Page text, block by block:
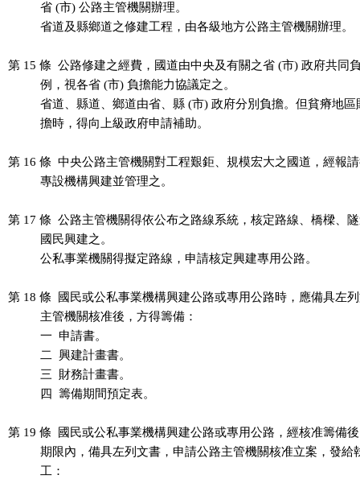
          省 (市) 公路主管機關辦理。
          省道及縣鄉道之修建工程，由各級地方公路主管機關辦理。
第 15 條  公路修建之經費，國道由中央及有關之省 (市) 政府共同
          例，視各省 (市) 負擔能力協議定之。
省道、縣道、鄉道由省、縣 (市) 政府分別負擔。但貧瘠地
          擔時，得向上級政府申請補助。
第 16 條  中央公路主管機關對工程艱鉅、規模宏大之國道，經報
          專設機構興建並管理之。
第 17 條  公路主管機關得依公布之路線系統，核定路線、橋樑、
          國民興建之。
          公私事業機關得擬定路線，申請核定興建專用公路。
第 18 條  國民或公私事業機構興建公路或專用公路時，應備具左
          主管機關核准後，方得籌備：
          一  申請書。
          二  興建計畫書。
          三  財務計畫書。
          四  籌備期間預定表。
第 19 條  國民或公私事業機構興建公路或專用公路，經核准籌備
期限內，備具左列文書，申請公路主管機關核准立案，發
          工：